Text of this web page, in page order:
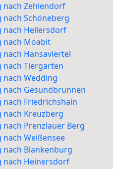
nach Zehlendorf
Schöneberg
nach Hellersdorf
nach Moabit
Hansaviertel
nach Tiergarten
nach Wedding
nach Gesundbrunnen
Friedrichshain
nach Kreuzberg
Prenzlauer Berg
Weißensee
nach Blankenburg
nach Heinersdorf